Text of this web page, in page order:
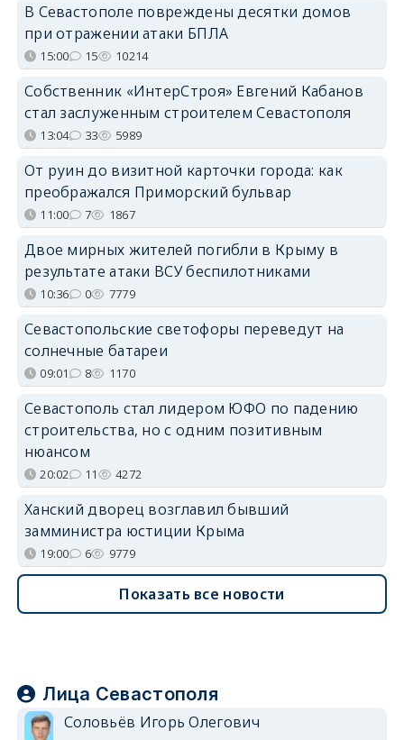
В Севастополе повреждены десятки домов
при отражении атаки БПЛА
15:00 15 10214
Собственник «ИнтерСтроя» Евгений Кабанов
стал заслуженным строителем Севастополя
13:04 33 5989
От руин до визитной карточки города: как
преображался Приморский бульвар
11:00 7 1867
Двое мирных жителей погибли в Крыму в
результате атаки ВСУ беспилотниками
10:36 0 7779
Севастопольские светофоры переведут на
солнечные батареи
09:01 8 1170
Севастополь стал лидером ЮФО по падению
строительства, но с одним позитивным
нюансом
20:02 11 4272
Ханский дворец возглавил бывший
замминистра юстиции Крыма
19:00 6 9779
Показать все новости
Лица Севастополя
Соловьёв Игорь Олегович